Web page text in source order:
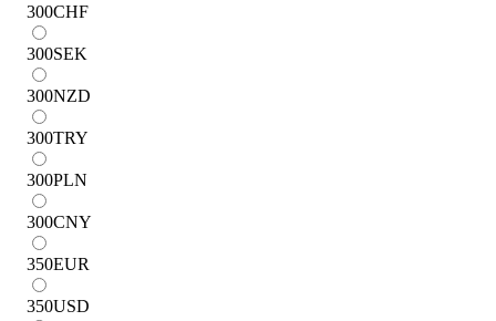
300CHF
300SEK
300NZD
300TRY
300PLN
300CNY
350EUR
350USD